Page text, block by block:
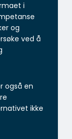
i
og
ved å
også en
ikke